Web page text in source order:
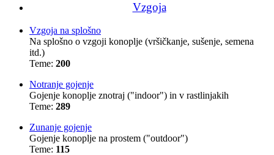
Vzgoja
Vzgoja na splošno
Na splošno o vzgoji konoplje (vršičkanje, sušenje, semena
itd.)
Teme: 200
Notranje gojenje
Gojenje konoplje znotraj ("indoor") in v rastlinjakih
Teme: 289
Zunanje gojenje
Gojenje konoplje na prostem ("outdoor")
Teme: 115